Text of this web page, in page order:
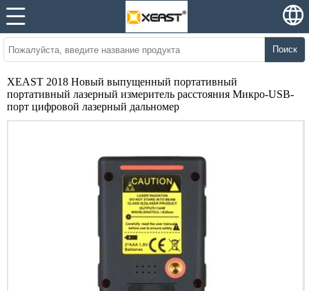
Поиск
XEAST 2018 Новый выпущенный портативный
портативный лазерный измеритель расстояния Микро-USB-
порт цифровой лазерный дальномер